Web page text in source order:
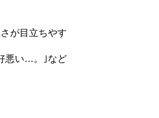
が目立ちやす
悪い…。｣など